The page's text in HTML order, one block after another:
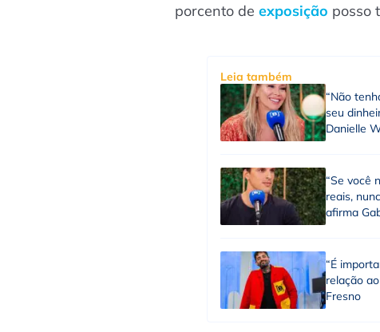
porcento de exposição posso
Leia também
“Não
seu
Danielle
“Se você
reais,
afirma
“É
relação
Fresno